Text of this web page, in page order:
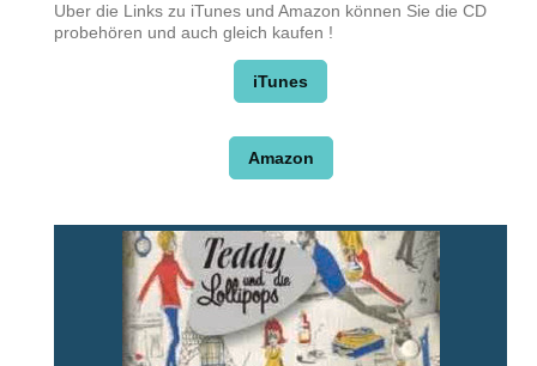
Uber die Links zu iTunes und Amazon können Sie die CD
probehören und auch gleich kaufen !
iTunes
Amazon